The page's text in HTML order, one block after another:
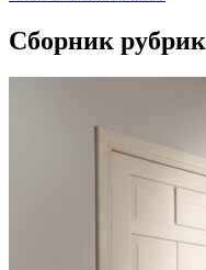
Сборник рубрик